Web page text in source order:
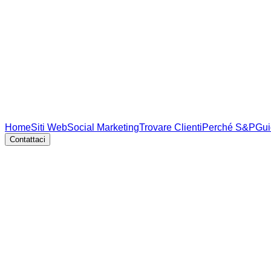
HomeSiti WebSocial MarketingTrovare ClientiPerché S&P
Contattaci